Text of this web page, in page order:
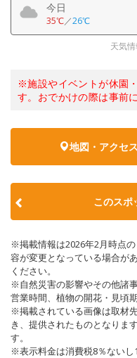
今日
35℃／26℃
天気
※施設やイベントが休園
す。おでかけの際は事前
地図・アクセ
このスポ
※掲載情報は2026年2月時点
容が変更となっている場合が
ください。
※自然災害の影響やその他諸
営業時間、植物の開花・見頃
※掲載されている画像は取材
き、提供されたものとなりま
す。
※表示料金は消費税8％ないし